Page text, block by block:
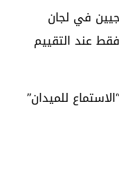
في لجان
عند التقييم
للميدان”